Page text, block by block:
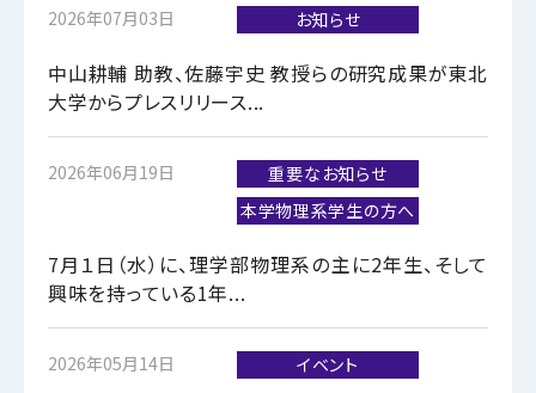
2026年07月03日 お知らせ
中山耕輔 助教、佐藤宇史 教授らの研究成果が東北
大学からプレスリリース...
2026年06月19日
重要なお知らせ
本学物理系学生の方へ
7月１日（水）に、理学部物理系の主に2年生、そして
興味を持っている1年...
2026年05月14日 イベント